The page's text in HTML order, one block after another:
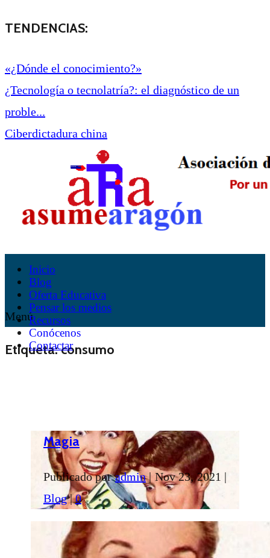
TENDENCIAS:
«¿Dónde el conocimiento?»
¿Tecnología o tecnolatría?: el diagnóstico de un
proble...
Ciberdictadura china
Inicio
Blog
Oferta Educativa
Pensar los medios
Recursos
Conócenos
Contactar
Menú
Etiqueta:consumo
Magia
Publicado poradmin| Nov 23, 2021 |
Blog|0